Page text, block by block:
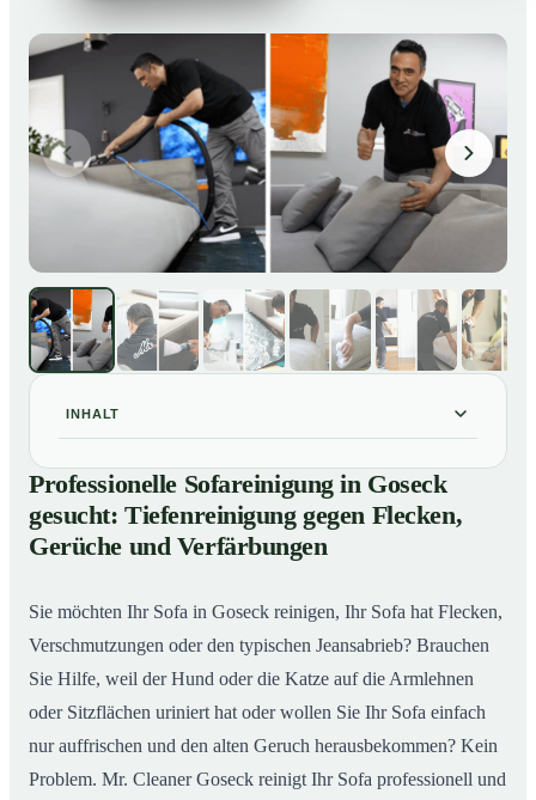
INHALT
01 Professionelle Sofareinigung in Goseck gesucht:
Tiefenreinigung gegen Flecken, Gerüche und
Verfärbungen
02So wird Ihr Sofa in Goseck wieder wie neu
Professionelle Sofareinigung in Goseck
gesucht: Tiefenreinigung gegen Flecken,
Gerüche und Verfärbungen
Sie möchten Ihr Sofa in Goseck reinigen, Ihr Sofa hat Flecken,
Verschmutzungen oder den typischen Jeansabrieb? Brauchen
Sie Hilfe, weil der Hund oder die Katze auf die Armlehnen
oder Sitzflächen uriniert hat oder wollen Sie Ihr Sofa einfach
nur auffrischen und den alten Geruch herausbekommen? Kein
Problem. Mr. Cleaner Goseck reinigt Ihr Sofa professionell und